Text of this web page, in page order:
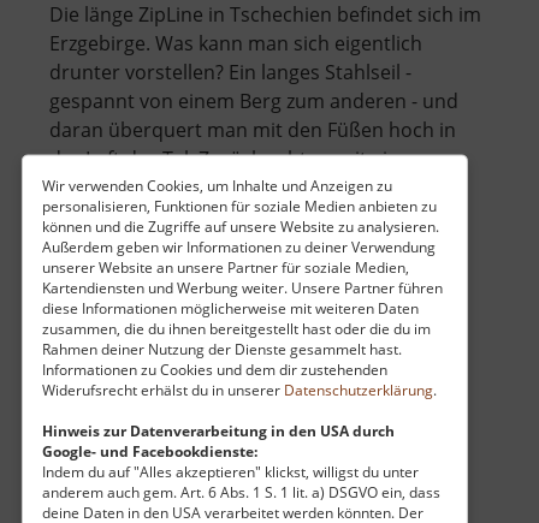
Wir verwenden Cookies, um Inhalte und Anzeigen zu
personalisieren, Funktionen für soziale Medien anbieten zu
können und die Zugriffe auf unsere Website zu analysieren.
Außerdem geben wir Informationen zu deiner Verwendung
unserer Website an unsere Partner für soziale Medien,
Kartendiensten und Werbung weiter. Unsere Partner führen
diese Informationen möglicherweise mit weiteren Daten
zusammen, die du ihnen bereitgestellt hast oder die du im
Rahmen deiner Nutzung der Dienste gesammelt hast.
Informationen zu Cookies und dem dir zustehenden
Widerufsrecht erhälst du in unserer Datenschutzerklärung.
Hinweis zur Datenverarbeitung in den USA durch
Google- und Facebookdienste:
Indem du auf "Alles akzeptieren" klickst, willigst du unter
anderem auch gem. Art. 6 Abs. 1 S. 1 lit. a) DSGVO ein, dass
deine Daten in den USA verarbeitet werden könnten. Der
Die länge ZipLine in Tschechien befindet sich im
Erzgebirge. Was kann man sich eigentlich
drunter vorstellen? Ein langes Stahlseil -
gespannt von einem Berg zum anderen - und
daran überquert man mit den Füßen hoch in
der Luft das Tal. Zurück geht es mit einer
kleineren ZipLine und dem Sessellift. In.. »
weiterlesenüber
ZipLine
Klíny
Erlebnisbad Zwönitz
Mittleres Erzgebirge
aktuell vom 07.06.2026 / Zugriffe: 4133
13 km vom aktuellen Standort